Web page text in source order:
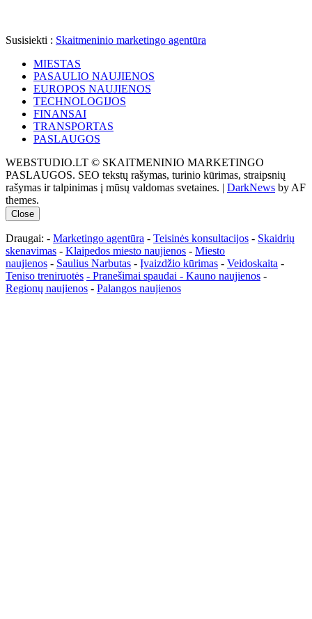
Susisiekti : Skaitmeninio marketingo agentūra
MIESTAS
PASAULIO NAUJIENOS
EUROPOS NAUJIENOS
TECHNOLOGIJOS
FINANSAI
TRANSPORTAS
PASLAUGOS
WEBSTUDIO.LT © SKAITMENINIO MARKETINGO
PASLAUGOS. SEO tekstų rašymas, turinio kūrimas, straipsnių
rašymas ir talpinimas į mūsų valdomas svetaines. | DarkNews by AF
themes.
Close
Draugai: - Marketingo agentūra - Teisinės konsultacijos - Skaidrių
skenavimas - Klaipedos miesto naujienos - Miesto
naujienos - Saulius Narbutas - Įvaizdžio kūrimas - Veidoskaita -
Teniso treniruotės - Pranešimai spaudai - Kauno naujienos -
Regionų naujienos - Palangos naujienos